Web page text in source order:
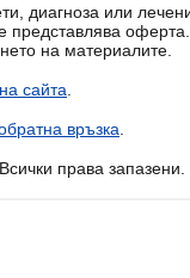
диагноза или
представлява
на материалите.
сайта
връзка
права запазени.